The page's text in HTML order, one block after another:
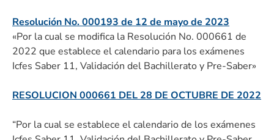
Resolución No. 000193 de 12 de mayo de 2023
«Por la cual se modifica la Resolución No. 000661 de
2022 que establece el calendario para los exámenes
Icfes Saber 11, Validación del Bachillerato y Pre-Saber»
RESOLUCION 000661 DEL 28 DE OCTUBRE DE 2022
“Por la cual se establece el calendario de los exámenes